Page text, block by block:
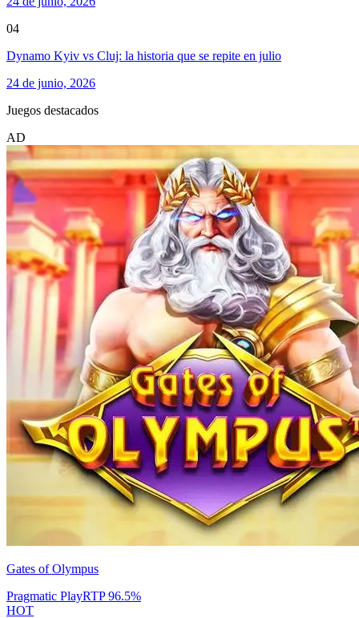
04
Dynamo Kyiv vs Cluj: la historia que se repite en julio
24 de junio, 2026
Juegos destacados
AD
Gates of Olympus
Pragmatic PlayRTP96.5%
HOT